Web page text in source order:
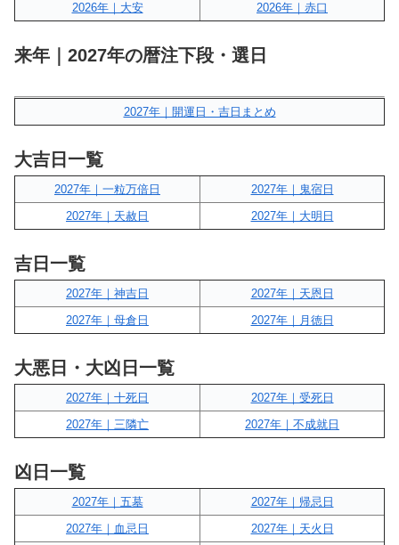
2026年｜大安
2026年｜赤口
来年｜2027年の暦注下段・選日
2027年｜開運日・吉日まとめ
大吉日一覧
2027年｜一粒万倍日
2027年｜鬼宿日
2027年｜天赦日
2027年｜大明日
吉日一覧
2027年｜神吉日
2027年｜天恩日
2027年｜母倉日
2027年｜月徳日
大悪日・大凶日一覧
2027年｜十死日
2027年｜受死日
2027年｜三隣亡
2027年｜不成就日
凶日一覧
2027年｜五墓
2027年｜帰忌日
2027年｜血忌日
2027年｜天火日